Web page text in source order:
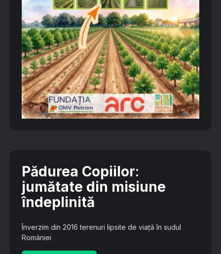
Pădurea Copiilor:
jumătate din misiune
îndeplinită
Înverzim din 2016 terenuri lipsite de viață în sudul
României